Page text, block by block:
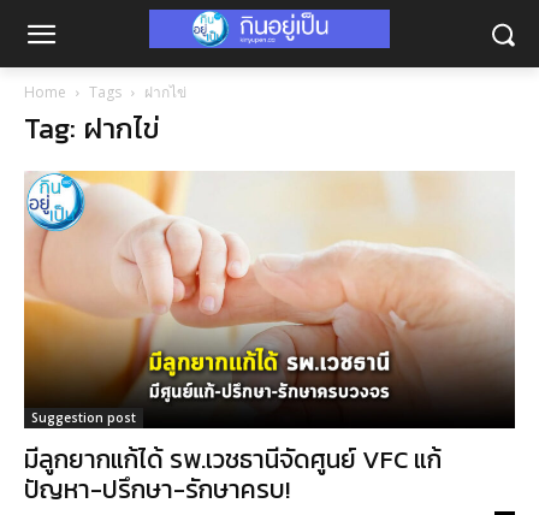
Home Tags ฝากไข่
Tag: ฝากไข่
Suggestion post
มีลูกยากแก้ได้ รพ.เวชธานีจัดศูนย์ VFC แก้
ปัญหา-ปรึกษา-รักษาครบ!